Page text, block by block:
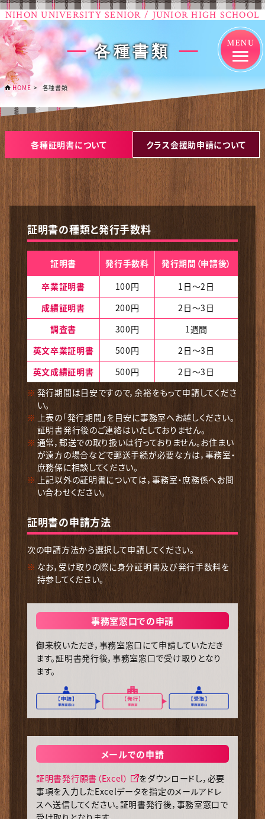
NIHON UNIVERSITY SENIOR / JUNIOR HIGH SCHOOL
各種書類
HOME 各種書類
各種証明書について クラス会援助申請について
証明書の種類と発行手数料
証明書 発行手数料 発行期間 （申請後）
卒業証明書
100円
1日～2日
成績証明書
200円
2日～3日
調査書
300円
1週間
英文卒業証明書 500円
2日～3日
英文成績証明書 500円
2日～3日
発行期間は目安ですので，余裕をもって申請してくださ
い。
上表の「発行期間」を目安に事務室へお越しください。
証明書発行後のご連絡はいたしておりません。
通常，郵送での取り扱いは行っておりません。お住まい
が遠方の場合などで郵送手続が必要な方は，事務室・
庶務係に相談してください。
上記以外の証明書については，事務室・庶務係へお問
い合わせください。
証明書の申請方法
次の申請方法から選択して申請してください。
なお，受け取りの際に身分証明書及び発行手数料を
持参してください。
事務室窓口での申請
御来校いただき，事務室窓口にて申請していただき
ます。証明書発行後，事務室窓口で受け取りとなり
ます。
メールでの申請
証明書発行願書（Excel）
をダウンロードし，必要
事項を入力したExcelデータを指定のメールアドレ
スへ送信してください。証明書発行後，事務室窓口で